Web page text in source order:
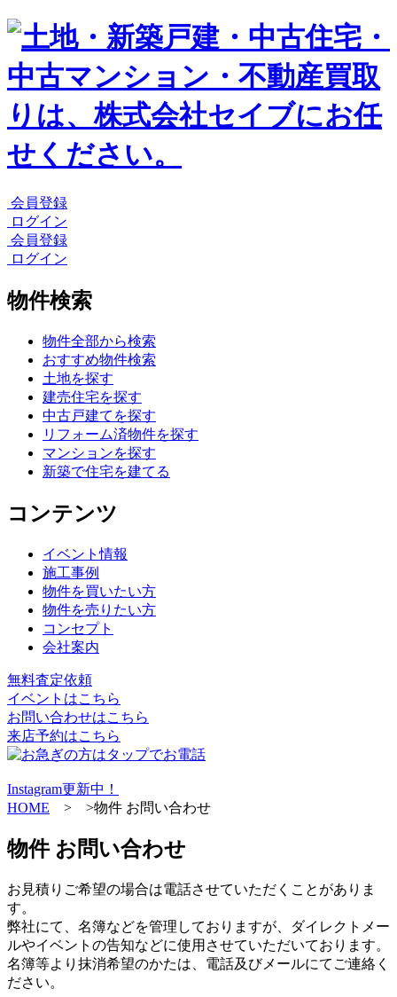
会員登録
ログイン
会員登録
ログイン
物件検索
物件全部から検索
おすすめ物件検索
土地を探す
建売住宅を探す
中古戸建てを探す
リフォーム済物件を探す
マンションを探す
新築で住宅を建てる
コンテンツ
イベント情報
施工事例
物件を買いたい方
物件を売りたい方
コンセプト
会社案内
無料査定依頼
イベントはこちら
お問い合わせはこちら
来店予約はこちら
Instagram更新中！
HOME > >物件 お問い合わせ
物件 お問い合わせ
お見積りご希望の場合は電話させていただくことがありま
す。
弊社にて、名簿などを管理しておりますが、ダイレクトメー
ルやイベントの告知などに使用させていただいております。
名簿等より抹消希望のかたは、電話及びメールにてご連絡く
ださい。